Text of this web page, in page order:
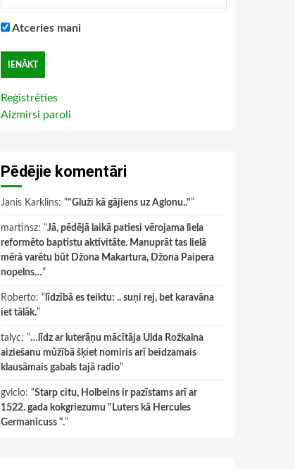
Atceries mani
Reģistrēties
Aizmirsi paroli
Pēdējie komentāri
Janis Karklins: “"Gluži kā gājiens uz Aglonu.."”
martinsz: “Jā, pēdējā laikā patiesi vērojama liela
reformēto baptistu aktivitāte. Manuprāt tas lielā
mērā varētu būt Džona Makartura, Džona Paipera
nopelns…”
Roberto: “ līdzībā es teiktu: .. suņi rej, bet karavāna
iet tālāk.”
talyc: “…līdz ar luterāņu mācītāja Ulda Rožkalna
aiziešanu mūžībā šķiet nomiris arī beidzamais
klausāmais gabals tajā radio”
gviclo: “Starp citu, Holbeins ir pazīstams arī ar
1522. gada kokgriezumu "Luters kā Hercules
Germanicuss ".”